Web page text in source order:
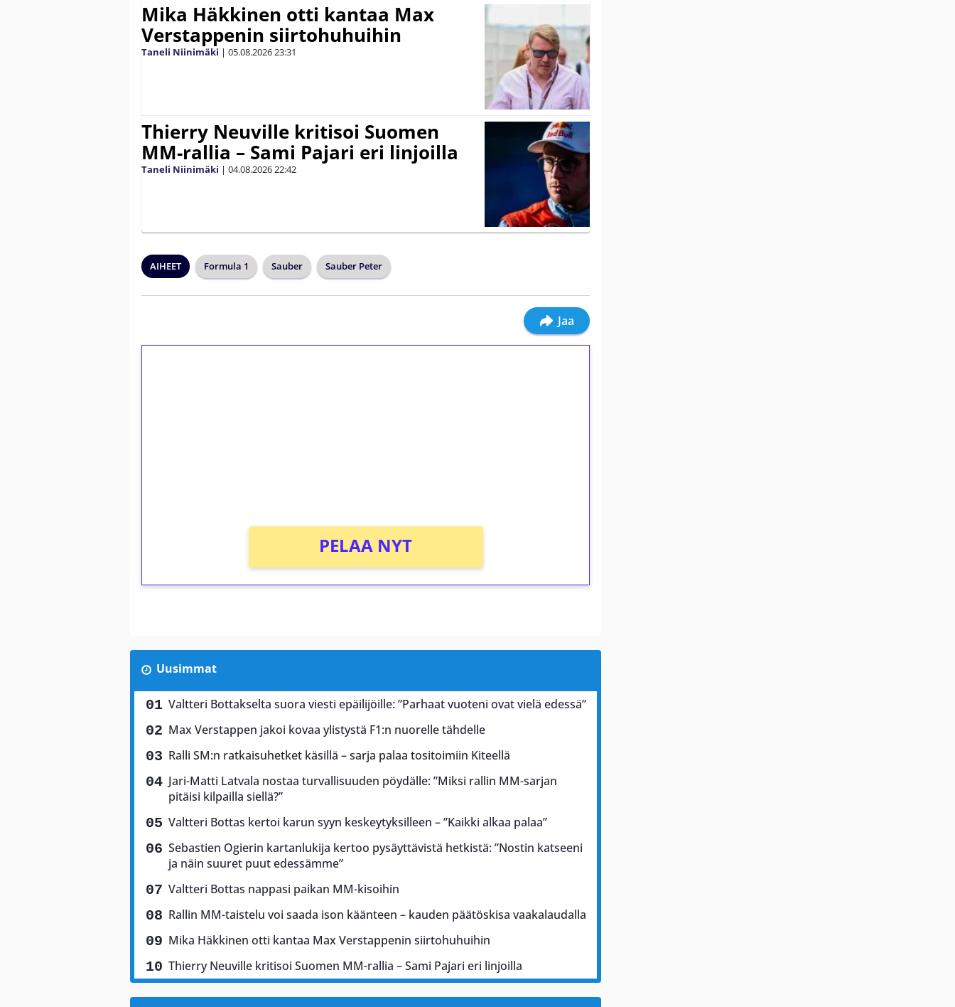
Mika Häkkinen otti kantaa Max
Verstappenin siirtohuhuihin
Taneli Niinimäki | 05.08.202623:31
Thierry Neuville kritisoi Suomen
MM-rallia – Sami Pajari eri linjoilla
Taneli Niinimäki | 04.08.202622:42
AIHEET Formula 1 Sauber Sauber Peter
Jaa
PELAA NYT
Uusimmat
Valtteri Bottakselta suora viesti epäilijöille: ”Parhaat vuoteni ovat vielä edessä”
Max Verstappen jakoi kovaa ylistystä F1:n nuorelle tähdelle
Ralli SM:n ratkaisuhetket käsillä – sarja palaa tositoimiin Kiteellä
Jari-Matti Latvala nostaa turvallisuuden pöydälle: ”Miksi rallin MM-sarjan
pitäisi kilpailla siellä?”
Valtteri Bottas kertoi karun syyn keskeytyksilleen – ”Kaikki alkaa palaa”
Sebastien Ogierin kartanlukija kertoo pysäyttävistä hetkistä: ”Nostin katseeni
ja näin suuret puut edessämme”
Valtteri Bottas nappasi paikan MM-kisoihin
Rallin MM-taistelu voi saada ison käänteen – kauden päätöskisa vaakalaudalla
Mika Häkkinen otti kantaa Max Verstappenin siirtohuhuihin
Thierry Neuville kritisoi Suomen MM-rallia – Sami Pajari eri linjoilla